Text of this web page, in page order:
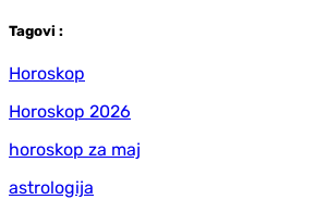
Tagovi :
Horoskop
Horoskop 2026
horoskop za maj
astrologija